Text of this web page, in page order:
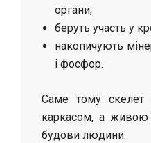
органи;
беруть участь у
накопичують
і фосфор.
Саме тому
каркасом, а живою
будови людини.